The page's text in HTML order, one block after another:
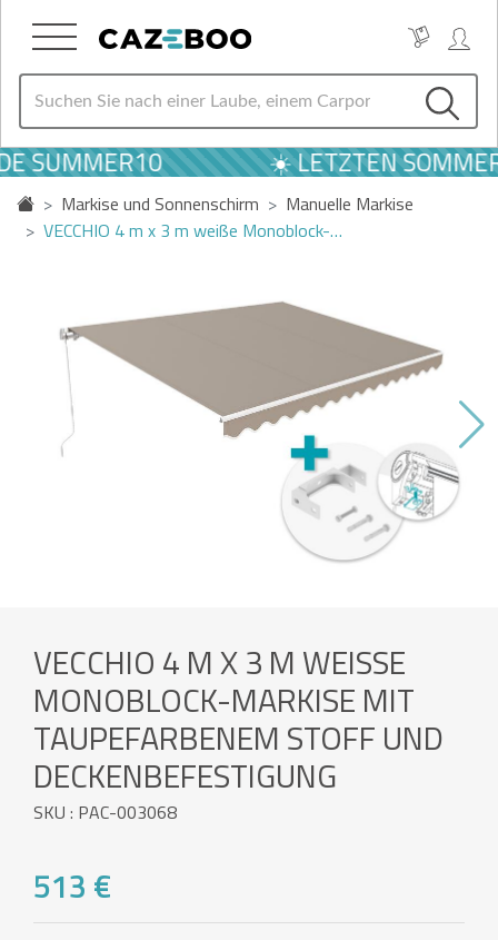
SUMMER10 ☀️ LETZTEN SOMMER
Markise und Sonnenschirm
Manuelle Markise
VECCHIO 4 m x 3 m weiße Monoblock-…
VECCHIO 4 M X 3 M WEISSE M
ONOBLOCK-MARKISE MIT T
AUPEFARBENEM STOFF UND D
ECKENBEFESTIGUNG
SKU : PAC-003068
513 €